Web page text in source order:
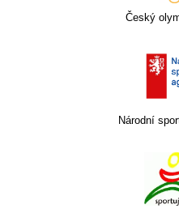
Český
Národní